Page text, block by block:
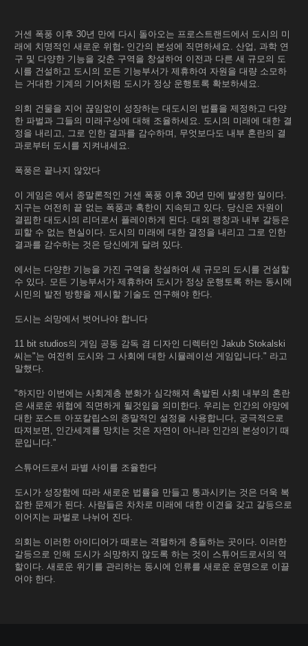
거센 폭풍 이후 30년 만에 다시 돌아오는 프로스트랜드에서 도시의 미
래에 치명적인 새로운 위협- 인간의 본성에 직면하세요. 산업, 과학 연
구 및 다양한 기능을 갖춘 구역을 창설하여 이전과 다른 새 규모의 도
시를 건설하고 도시의 모든 기능부서가 제휴하여 자원을 대량 소모하
는 거대한 기계의 기어처럼 도시가 정상 운행토록 확보하세요.
의회 건물을 지어 끊임없이 성장하는 대도시의 법률을 제정하고 다양
한 파벌과 그들의 미래구상에 대해 조율하세요. 도시의 미래에 대한 결
정을 내리고, 그로 인한 결과를 감수하며, 무엇보다도 내부 혼란의 결
과로부터 도시를 지켜내세요.
폭풍은 끝나지 않았다
이 게임은 에서 종말론적인 거센 폭풍 이후 30년 만에 발생한 일이다.
지구는 여전히 끝 없는 폭풍과 혹한이 지속되고 있다. 당신은 자원이
결핍한 대도시의 리더로서 플레이하게 된다. 대외 팽창과 내부 갈등은
피할 수 없는 현실이다. 도시의 미래에 대한 결정을 내리고 그로 인한
결과를 감수하는 것은 당신에게 달려 있다.
에서는 다양한 기능을 가진 구역을 창설하여 새 규모의 도시를 건설할
수 있다. 모든 기능부서가 제휴하여 도시가 정상 운행토록 하는 동시에
시민의 발전 방향을 제시할 기술도 연구해야 한다.
도시는 쇠망에서 벗어나야 합니다
11 bit studios의 게임 공동 감독 겸 디자인 디렉터인 Jakub Stokalski
씨는"는 여전히 도시와 그 사회에 대한 시뮬레이션 게임입니다." 라고
말했다.
"하지만 이번에는 사회계층 분화가 심각해져 촉발된 사회 내부의 혼란
은 새로운 위협에 직면하게 될것임을 의미한다. 우리는 인간의 야망에
대한 포스트 아포칼립스의 종말적인 설정을 사용합니다, 궁극적으로
따져보면, 인간세계를 망치는 것은 자연이 아니라 인간의 본성이기 때
문입니다.”
스튜어드로서 파별 사이를 조율한다
도시가 성장함에 따라 새로운 법률을 만들고 통과시키는 것은 더욱 복
잡한 문제가 된다. 사람들은 차차로 미래에 대한 이견을 갖고 갈등으로
이어지는 파벌로 나뉘어 진다.
의회는 이러한 아이디어가 때로는 격렬하게 충돌하는 곳이다. 이러한
갈등으로 인해 도시가 쇠망하지 않도록 하는 것이 스튜어드로서의 역
할이다. 새로운 위기를 관리하는 동시에 인류를 새로운 운명으로 이끌
어야 한다.